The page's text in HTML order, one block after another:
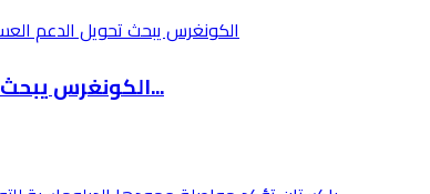
الكونغرس يبحث تحويل الدعم العسكري لإسرائيل إل...